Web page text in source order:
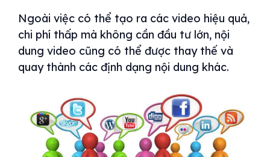
Ngoài việc có thể tạo ra các video hiệu quả,
chi phí thấp mà không cần đầu tư lớn, nội
dung video cũng có thể được thay thế và
quay thành các định dạng nội dung khác.